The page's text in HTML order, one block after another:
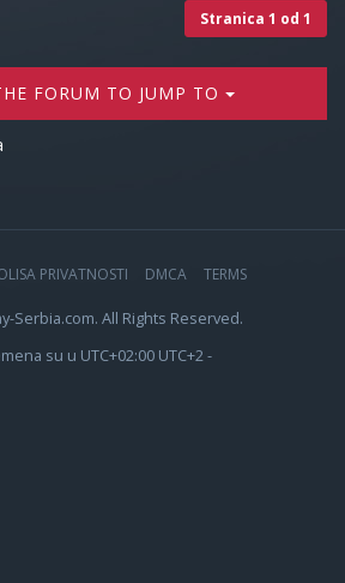
Stranica 1 od 1
FORUM TO JUMP TO
PRIVATNOSTI DMCA TERMS
Serbia.com. All Rights Reserved.
su u UTC+02:00 UTC+2 -